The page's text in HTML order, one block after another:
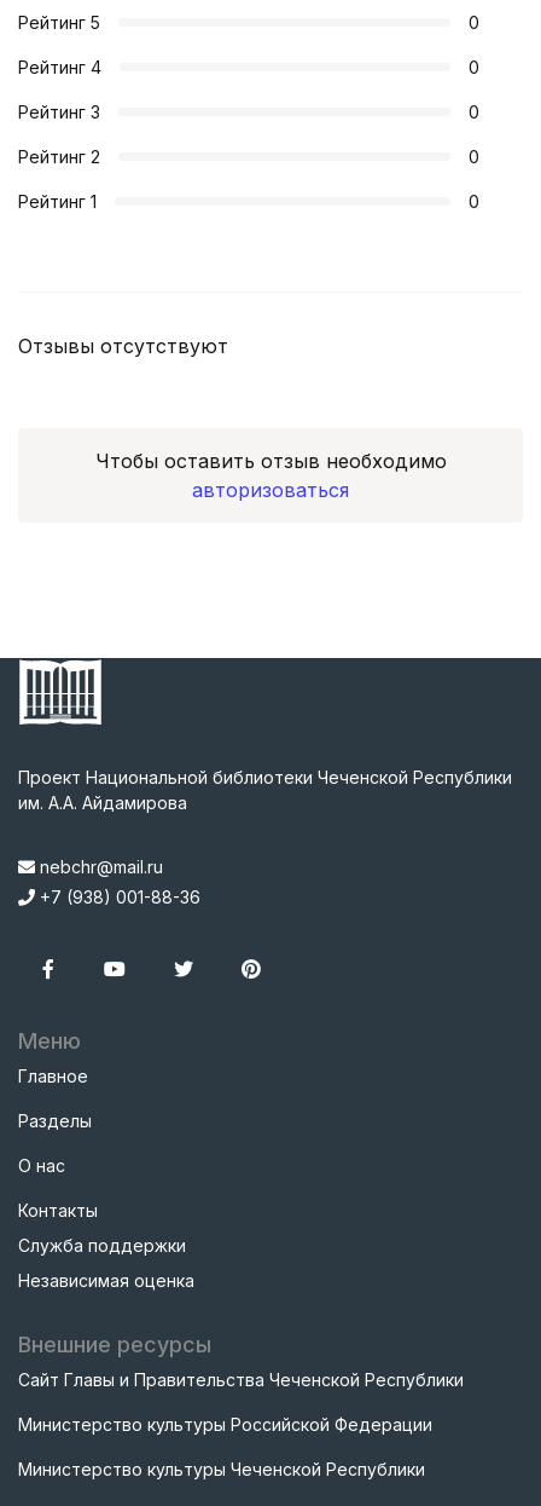
Рейтинг 5 0
Рейтинг 4 0
Рейтинг 3 0
Рейтинг 2 0
Рейтинг 1 0
Отзывы отсутствуют
Чтобы оставить отзыв необходимо
авторизоваться
Проект Национальной библиотеки Чеченской Республики
им. А.А. Айдамирова
nebchr@mail.ru
+7 (938) 001-88-36
Меню
Главное
Разделы
О нас
Контакты
Служба поддержки
Независимая оценка
Внешние ресурсы
Сайт Главы и Правительства Чеченской Республики
Министерство культуры Российской Федерации
Министерство культуры Чеченской Республики